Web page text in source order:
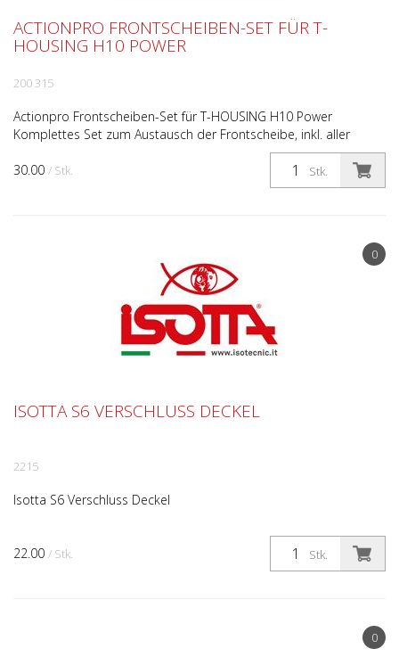
30.00 / Stk. Stk.
ACTIONPRO FRONTSCHEIBEN-SET FÜR T-
HOUSING H10 POWER
200 315
Actionpro Frontscheiben-Set für T-HOUSING H10 Power
Komplettes Set zum Austausch der Frontscheibe, inkl. aller
abgebildeten Teile. Einfacher Austausch durch mitgelief...
0
22.00 / Stk. Stk.
ISOTTA S6 VERSCHLUSS DECKEL
2215
Isotta S6 Verschluss Deckel
0